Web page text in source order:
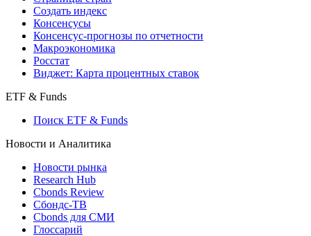
Создать индекс
Консенсусы
Консенсус-прогнозы по отчетности
Макроэкономика
Росстат
Виджет: Карта процентных ставок
ETF & Funds
Поиск ETF & Funds
Новости и Аналитика
Новости рынка
Research Hub
Cbonds Review
Сбондс-ТВ
Cbonds для СМИ
Глоссарий